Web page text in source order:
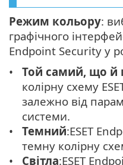
Режим кольору:
графічного
Endpoint Security у
Той самий, що й
колірну схему
залежно від
системи.
Темний:ESET
темну колірну
Світла:ESET